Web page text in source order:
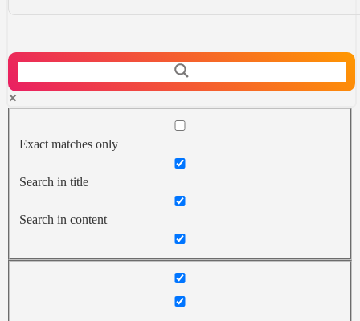
Exact matches only
Search in title
Search in content